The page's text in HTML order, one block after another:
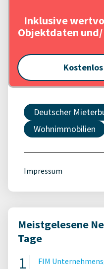
Inklusive
Objektdaten
Deutscher
Wohnimmobilien
Impressum
Meistgelesene
Tage
FIM